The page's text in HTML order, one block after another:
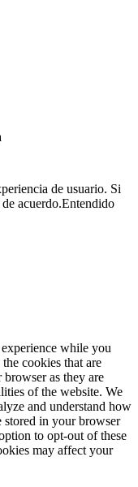
de usuario. Si
acuerdo.Entendido
while you
cookies that are
browser as they are
of the website. We
and understand how
stored in your browser
to opt-out of these
may affect your